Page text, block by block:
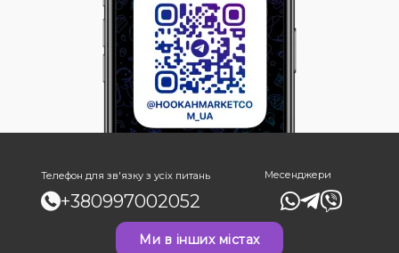
Телефон для зв'язку з усіх питань
+380997002052
Месенджери
Ми в інших містах